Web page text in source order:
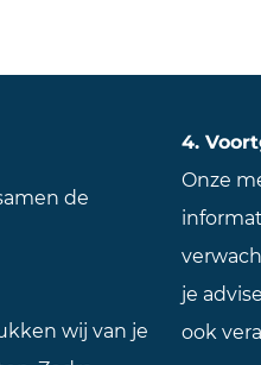
de
wij van je
4.
Onze
je
ook